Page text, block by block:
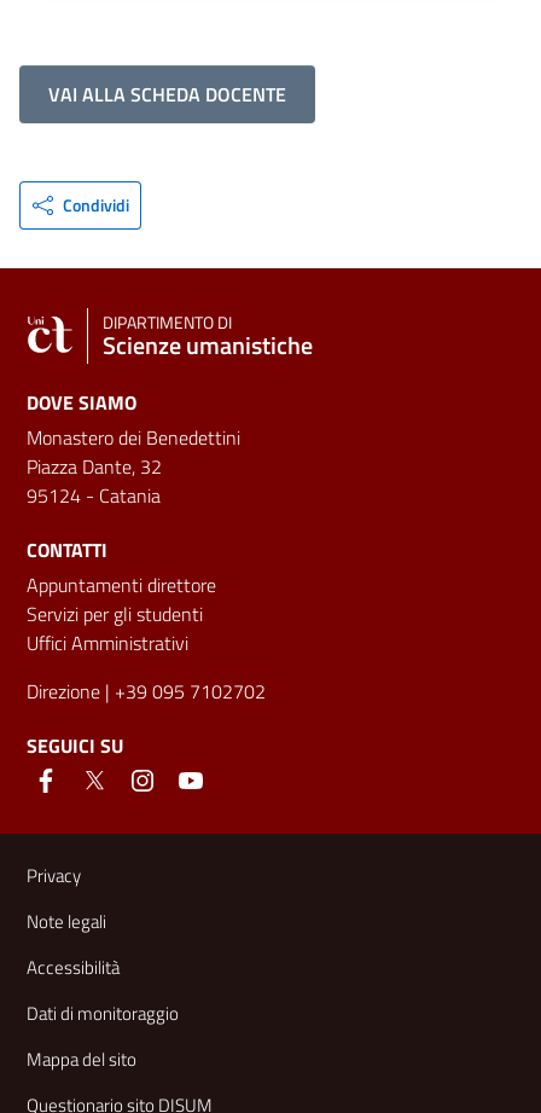
VAI ALLA SCHEDA DOCENTE
Condividi
DIPARTIMENTO DI
Scienze umanistiche
DOVE SIAMO
Monastero dei Benedettini
Piazza Dante, 32
95124 - Catania
CONTATTI
Appuntamenti direttore
Servizi per gli studenti
Uffici Amministrativi
Direzione | +39 095 7102702
SEGUICI SU
Link e informazioni utili
Privacy
Note legali
Accessibilità
Dati di monitoraggio
Mappa del sito
Questionario sito DISUM